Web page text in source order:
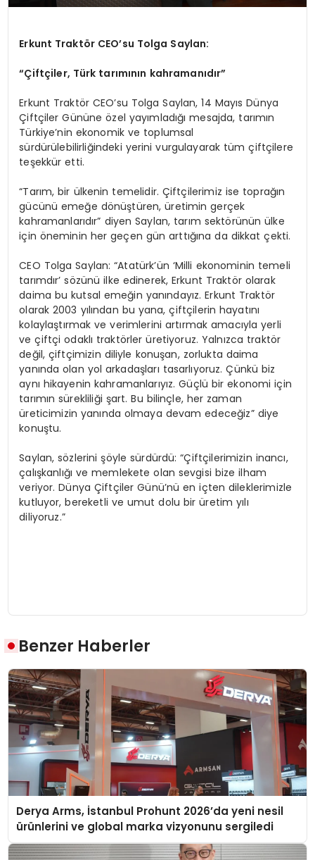
Erkunt Traktör CEO’su Tolga Saylan:
“Çiftçiler, Türk tarımının kahramanıdır”
Erkunt Traktör CEO’su Tolga Saylan, 14 Mayıs Dünya
Çiftçiler Gününe özel yayımladığı mesajda, tarımın
Türkiye’nin ekonomik ve toplumsal
sürdürülebilirliğindeki yerini vurgulayarak tüm çiftçilere
teşekkür etti.
“Tarım, bir ülkenin temelidir. Çiftçilerimiz ise toprağın
gücünü emeğe dönüştüren, üretimin gerçek
kahramanlarıdır” diyen Saylan, tarım sektörünün ülke
için öneminin her geçen gün arttığına da dikkat çekti.
CEO Tolga Saylan: “Atatürk’ün ‘Milli ekonominin temeli
tarımdır’ sözünü ilke edinerek, Erkunt Traktör olarak
daima bu kutsal emeğin yanındayız. Erkunt Traktör
olarak 2003 yılından bu yana, çiftçilerin hayatını
kolaylaştırmak ve verimlerini artırmak amacıyla yerli
ve çiftçi odaklı traktörler üretiyoruz. Yalnızca traktör
değil, çiftçimizin diliyle konuşan, zorlukta daima
yanında olan yol arkadaşları tasarlıyoruz. Çünkü biz
aynı hikayenin kahramanlarıyız. Güçlü bir ekonomi için
tarımın sürekliliği şart. Bu bilinçle, her zaman
üreticimizin yanında olmaya devam edeceğiz” diye
konuştu.
Saylan, sözlerini şöyle sürdürdü: “Çiftçilerimizin inancı,
çalışkanlığı ve memlekete olan sevgisi bize ilham
veriyor. Dünya Çiftçiler Günü’nü en içten dileklerimizle
kutluyor, bereketli ve umut dolu bir üretim yılı
diliyoruz.”
Benzer Haberler
Derya Arms, İstanbul Prohunt 2026’da yeni nesil
ürünlerini ve global marka vizyonunu sergiledi